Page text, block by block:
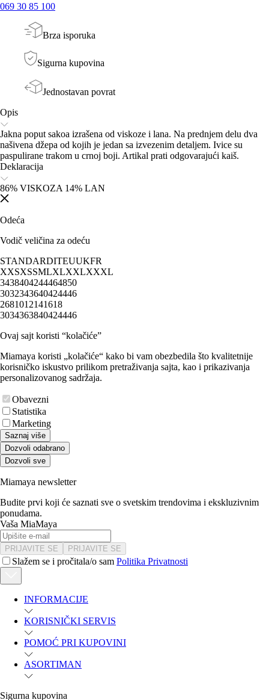
069 30 85 100
Brza isporuka
Sigurna kupovina
Jednostavan povrat
Opis
Jakna poput sakoa izrašena od viskoze i lana. Na prednjem delu dva
našivena džepa od kojih je jedan sa izvezenim detaljem. Ivice su
paspulirane trakom u crnoj boji. Artikal prati odgovarajući kaiš.
Deklaracija
86% VISKOZA 14% LAN
Odeća
Vodič veličina za odeću
STANDARDITEUUKFR
XXSXSSMLXLXXLXXXL
3438404244464850
3032343640424446
2681012141618
3034363840424446
Ovaj sajt koristi “kolačiće”
Miamaya koristi „kolačiće“ kako bi vam obezbedila što kvalitetnije
korisničko iskustvo prilikom pretraživanja sajta, kao i prikazivanja
personalizovanog sadržaja.
Obavezni
Statistika
Marketing
Saznaj više
Dozvoli odabrano
Dozvoli sve
Miamaya newsletter
Budite prvi koji će saznati sve o svetskim trendovima i ekskluzivnim
ponudama.
Vaša MiaMaya
PRIJAVITE SE PRIJAVITE SE
Slažem se i pročitala/o sam Politika Privatnosti
INFORMACIJE
KORISNIČKI SERVIS
POMOĆ PRI KUPOVINI
ASORTIMAN
Sigurna kupovina